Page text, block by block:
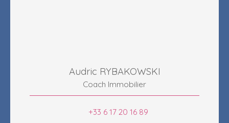
Audric RYBAKOWSKI
Coach Immobilier
+33 6 17 20 16 89